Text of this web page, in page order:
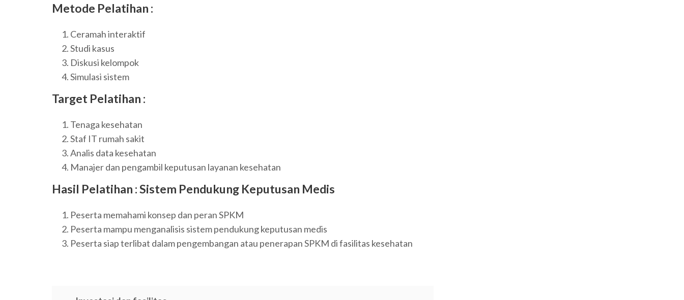
Metode Pelatihan :
Ceramah interaktif
Studi kasus
Diskusi kelompok
Simulasi sistem
Target Pelatihan :
Tenaga kesehatan
Staf IT rumah sakit
Analis data kesehatan
Manajer dan pengambil keputusan layanan kesehatan
Hasil Pelatihan :Sistem Pendukung Keputusan Medis
Peserta memahami konsep dan peran SPKM
Peserta mampu menganalisis sistem pendukung keputusan medis
Peserta siap terlibat dalam pengembangan atau penerapan SPKM di fasilitas kesehatan